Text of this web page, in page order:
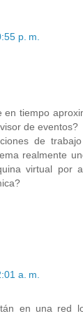
p. m.
en tiempo
de eventos?
de
realmente
virtual por
a. m.
en una red